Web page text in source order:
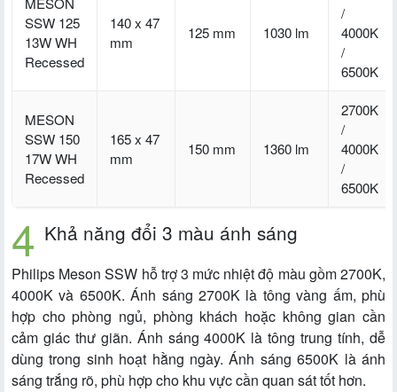
SSW 125
13W WH
Recessed
140 x 47
mm
125 mm 1030 lm
/
4000K
/
6500K
MESON
SSW 150
17W WH
Recessed
165 x 47
mm
150 mm 1360 lm
2700K
/
4000K
/
6500K
Khả năng đổi 3 màu ánh sáng
Philips Meson SSW hỗ trợ 3 mức nhiệt độ màu gồm 2700K,
4000K và 6500K. Ánh sáng 2700K là tông vàng ấm, phù
hợp cho phòng ngủ, phòng khách hoặc không gian cần
cảm giác thư giãn. Ánh sáng 4000K là tông trung tính, dễ
dùng trong sinh hoạt hằng ngày. Ánh sáng 6500K là ánh
sáng trắng rõ, phù hợp cho khu vực cần quan sát tốt hơn.